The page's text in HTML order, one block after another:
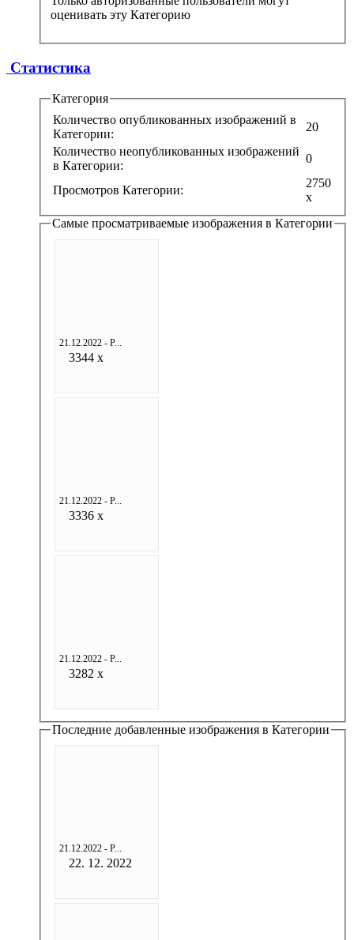
оценивать эту Категорию
Статистика
Категория
Количество опубликованных изображений в
Категории:
20
Количество неопубликованных изображений
в Категории:
0
Просмотров Категории:
2750
x
Самые просматриваемые изображения в Категории
21.12.2022 - Р...
3344 x
21.12.2022 - Р...
3336 x
21.12.2022 - Р...
3282 x
Последние добавленные изображения в Категории
21.12.2022 - Р...
22. 12. 2022